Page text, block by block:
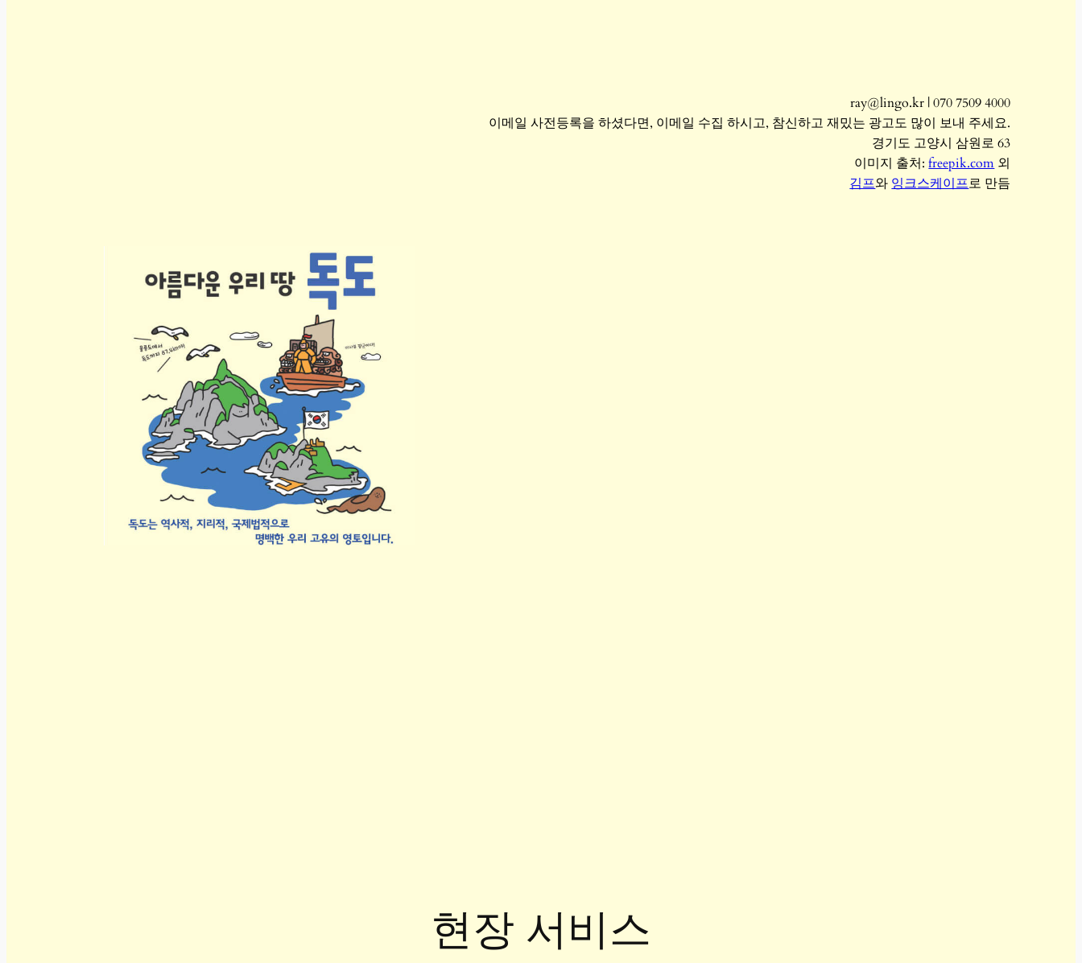
ray@lingo.kr | 070 7509 4000
이메일 사전등록을 하셨다면, 이메일 수집 하시고, 참신하고 재밌는 광고도 많이 보내 주세요.
경기도 고양시 삼원로 63
이미지 출처:freepik.com 외
김프와 잉크스케이프로 만듬
현장 서비스